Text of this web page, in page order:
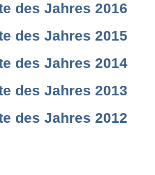
des Jahres 2016
des Jahres 2015
des Jahres 2014
des Jahres 2013
des Jahres 2012